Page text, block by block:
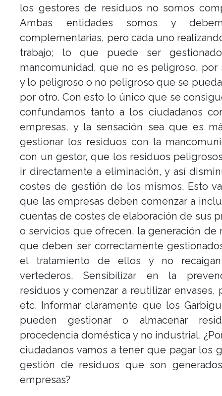
los gestores de residuos no somos
Ambas entidades somos y
complementarías, pero cada uno
trabajo; lo que puede ser
mancomunidad, que no es peligroso, por
y lo peligroso o no peligroso que se
por otro. Con esto lo único que se
confundamos tanto a los ciudadanos
empresas, y la sensación sea que es
gestionar los residuos con la
con un gestor, que los residuos
ir directamente a eliminación, y así
costes de gestión de los mismos. Esto
que las empresas deben comenzar a
cuentas de costes de elaboración de sus
o servicios que ofrecen, la generación de
que deben ser correctamente
el tratamiento de ellos y no
vertederos. Sensibilizar en la
residuos y comenzar a reutilizar envases,
etc. Informar claramente que los
pueden gestionar o almacenar
procedencia doméstica y no industrial.
ciudadanos vamos a tener que pagar los
gestión de residuos que son
empresas?